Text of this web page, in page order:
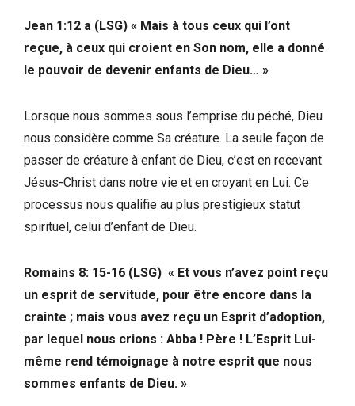
Jean 1:12 a (LSG) « Mais à tous ceux qui l’ont
reçue, à ceux qui croient en Son nom, elle a donné
le pouvoir de devenir enfants de Dieu… »
Lorsque nous sommes sous l’emprise du péché, Dieu
nous considère comme Sa créature. La seule façon de
passer de créature à enfant de Dieu, c’est en recevant
Jésus-Christ dans notre vie et en croyant en Lui. Ce
processus nous qualifie au plus prestigieux statut
spirituel, celui d’enfant de Dieu.
Romains 8: 15-16 (LSG) « Et vous n’avez point reçu
un esprit de servitude, pour être encore dans la
crainte ; mais vous avez reçu un Esprit d’adoption,
par lequel nous crions : Abba ! Père ! L’Esprit Lui-
même rend témoignage à notre esprit que nous
sommes enfants de Dieu. »